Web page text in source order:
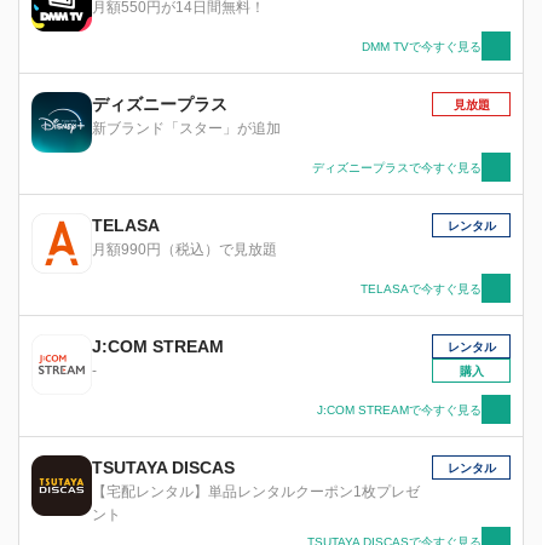
月額550円が14日間無料！
DMM TVで今すぐ見る
ディズニープラス
新ブランド「スター」が追加
見放題
ディズニープラスで今すぐ見る
TELASA
月額990円（税込）で見放題
レンタル
TELASAで今すぐ見る
J:COM STREAM
-
レンタル
購入
J:COM STREAMで今すぐ見る
TSUTAYA DISCAS
【宅配レンタル】単品レンタルクーポン1枚プレゼ
ント
レンタル
TSUTAYA DISCASで今すぐ見る